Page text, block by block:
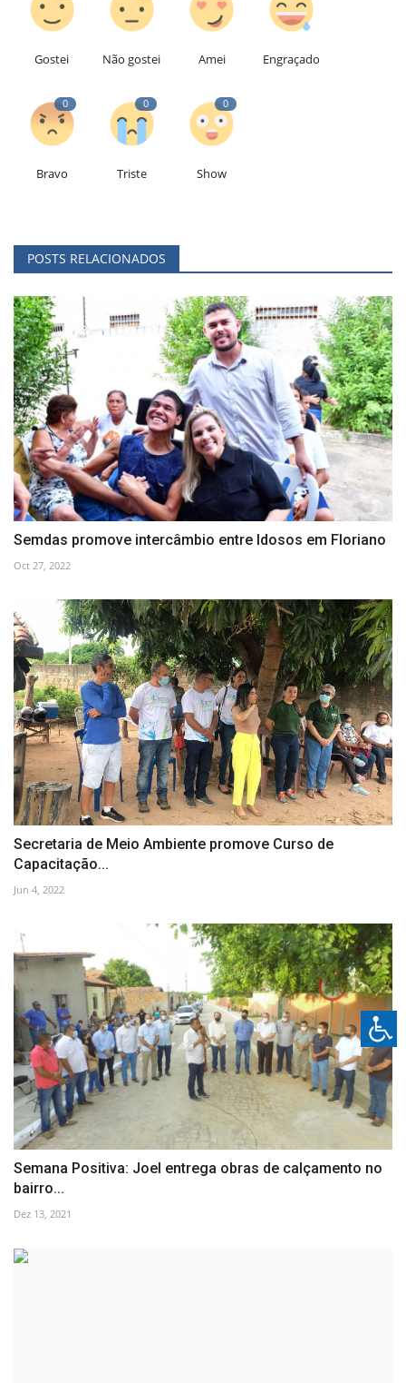
Gostei Não gostei Amei Engraçado
0
Bravo
0
Triste
0
Show
POSTS RELACIONADOS
Semdas promove intercâmbio entre Idosos em Floriano
Oct 27, 2022
Secretaria de Meio Ambiente promove Curso de
Capacitação...
Jun 4, 2022
Semana Positiva: Joel entrega obras de calçamento no
bairro...
Dez 13, 2021